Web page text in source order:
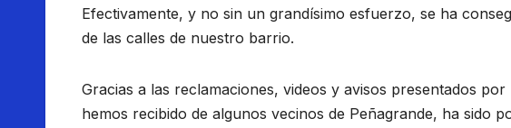
Efectivamente, y no sin un grandísimo esfuerzo, se ha
de las calles de nuestro barrio.
Gracias a las reclamaciones, videos y avisos presentados
hemos recibido de algunos vecinos de Peñagrande, ha sido